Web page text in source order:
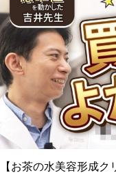
【お茶の水美容形成